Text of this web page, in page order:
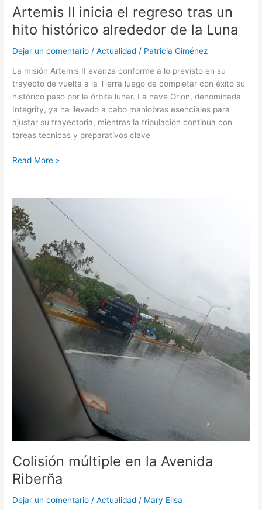
Artemis II inicia el regreso tras un
hito histórico alrededor de la Luna
Dejar un comentario /Actualidad / Patricia Giménez
La misión Artemis II avanza conforme a lo previsto en su
trayecto de vuelta a la Tierra luego de completar con éxito su
histórico paso por la órbita lunar. La nave Orion, denominada
Integrity, ya ha llevado a cabo maniobras esenciales para
ajustar su trayectoria, mientras la tripulación continúa con
tareas técnicas y preparativos clave
la
Luna
Read More »
Colisión múltiple en la Avenida
Riberña
Dejar un comentario /Actualidad / Mary Elisa
Colisión
múltiple
en
la
Avenida
Riberña